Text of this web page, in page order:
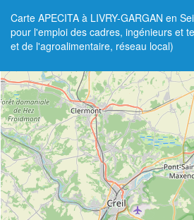
Carte APECITA à LIVRY-GARGAN en
pour l'emploi des cadres, ingénieurs et
et de l'agroalimentaire, réseau local)
+
−